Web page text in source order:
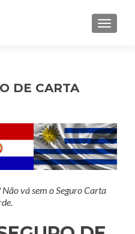
DE CARTA
vá sem o Seguro Carta